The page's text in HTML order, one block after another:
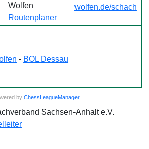
Wolfen
Routenplaner
wolfen.de/schach
- BOL Dessau
by ChessLeagueManager
Sachsen-Anhalt e.V.